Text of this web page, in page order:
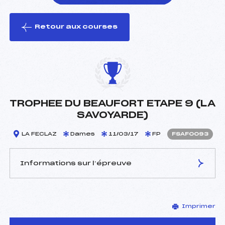
le ski
Retour aux courses
TROPHEE DU BEAUFORT ETAPE 9 (LA
SAVOYARDE)
LA FECLAZ Dames 11/03/17 FP FSAF0093
Informations sur l’épreuve
DHEYRIAT FABIENNE (SA)
D.T Adjoint :
–
Imprimer